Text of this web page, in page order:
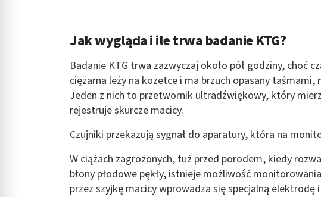
Jak wygląda i ile trwa badanie KTG?
Badanie KTG trwa zazwyczaj około pół godziny, choć
ciężarna leży na kozetce i ma brzuch opasany
Jeden z nich to przetwornik ultradźwiękowy, który
rejestruje skurcze macicy.
Czujniki przekazują sygnał do aparatury, która na
W ciążach zagrożonych, tuż przed porodem, kiedy
błony płodowe pękły, istnieje możliwość
przez szyjkę macicy wprowadza się specjalną elektrodę
Rozwój i ulepszanie usług
Wykorzystywanie ograniczonych danych do wyboru treści
Funkcje specjalne IAB:
Użycie dokładnych danych geolokalizacyjnych
Cele przetwarzania inne niż IAB:
Wydajność (Performance)